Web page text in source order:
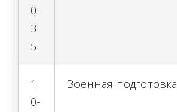
0-
3
5
1
0-
Военная подготовка